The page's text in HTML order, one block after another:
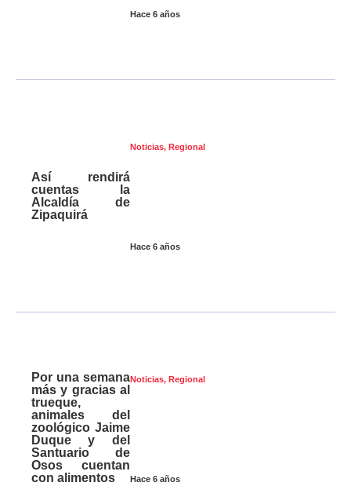
Hace 6 años
Noticias, Regional
Hace 6 años
Así rendirá
cuentas la
Alcaldía de
Zipaquirá
Noticias, Regional
Hace 6 años
Por una semana
más y gracias al
trueque,
animales del
zoológico Jaime
Duque y del
Santuario de
Osos cuentan
con alimentos